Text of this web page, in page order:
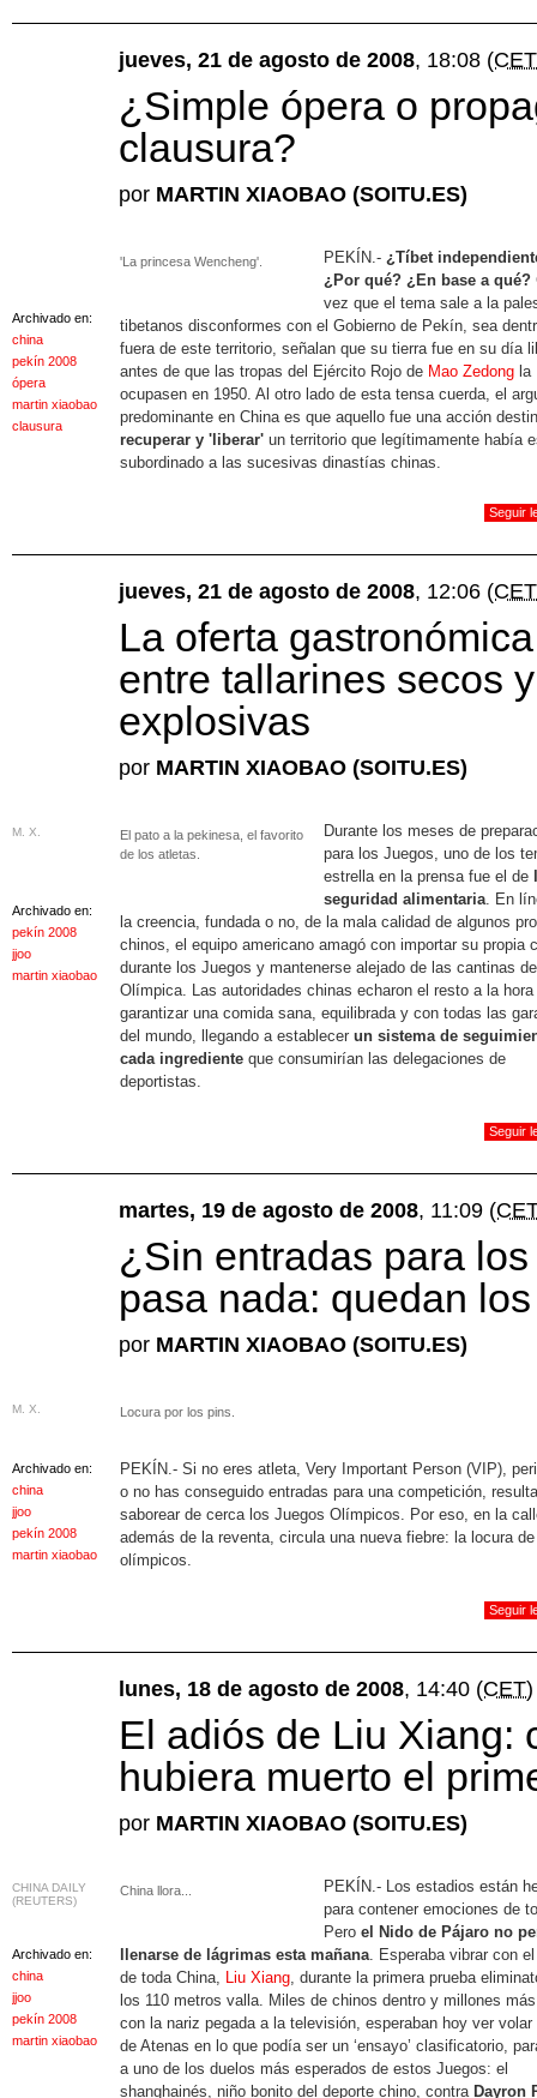
jueves, 21 de agosto de 2008, 18:08
¿Simple ópera o
clausura?
por MARTIN XIAOBAO (SOITU.ES)
'La princesa Wencheng'.
Archivado en:
china
pekín 2008
ópera
martin xiaobao
clausura
PEKÍN.- ¿Tíbet
¿Por qué? ¿En base a qué?
vez que el tema sale a la
tibetanos disconformes con el Gobierno de Pekín, sea
fuera de este territorio, señalan que su tierra fue en su día
antes de que las tropas del Ejército Rojo de Mao Zedong la
ocupasen en 1950. Al otro lado de esta tensa cuerda, el
predominante en China es que aquello fue una acción
recuperar y 'liberar' un territorio que legítimamente había
subordinado a las sucesivas dinastías chinas.
Seguir
jueves, 21 de agosto de 2008, 12:06
La oferta
entre tallarines secos
explosivas
por MARTIN XIAOBAO (SOITU.ES)
M. X.
El pato a la pekinesa, el favorito
de los atletas.
Archivado en:
pekín 2008
jjoo
martin xiaobao
Durante los meses de
para los Juegos, uno de los
estrella en la prensa fue el de
seguridad alimentaria. En
la creencia, fundada o no, de la mala calidad de algunos
chinos, el equipo americano amagó con importar su propia
durante los Juegos y mantenerse alejado de las cantinas
Olímpica. Las autoridades chinas echaron el resto a la hora
garantizar una comida sana, equilibrada y con todas las
del mundo, llegando a establecer un sistema de
cada ingrediente que consumirían las delegaciones de
deportistas.
Seguir
martes, 19 de agosto de 2008, 11:09
¿Sin entradas para
pasa nada: quedan
por MARTIN XIAOBAO (SOITU.ES)
M. X. Locura por los pins.
Archivado en:
china
jjoo
pekín 2008
martin xiaobao
PEKÍN.- Si no eres atleta, Very Important Person (VIP),
o no has conseguido entradas para una competición,
saborear de cerca los Juegos Olímpicos. Por eso, en la
además de la reventa, circula una nueva fiebre: la locura
olímpicos.
Seguir
lunes, 18 de agosto de 2008, 14:40 (CET)
El adiós de Liu Xiang:
hubiera muerto el
por MARTIN XIAOBAO (SOITU.ES)
CHINA DAILY
(REUTERS)
China llora...
Archivado en:
china
jjoo
pekín 2008
martin xiaobao
PEKÍN.- Los estadios están
para contener emociones de
Pero el Nido de Pájaro no
llenarse de lágrimas esta mañana. Esperaba vibrar con
de toda China, Liu Xiang, durante la primera prueba
los 110 metros valla. Miles de chinos dentro y millones
con la nariz pegada a la televisión, esperaban hoy ver volar
de Atenas en lo que podía ser un ‘ensayo’ clasificatorio,
a uno de los duelos más esperados de estos Juegos: el
shanghainés, niño bonito del deporte chino, contra Dayron